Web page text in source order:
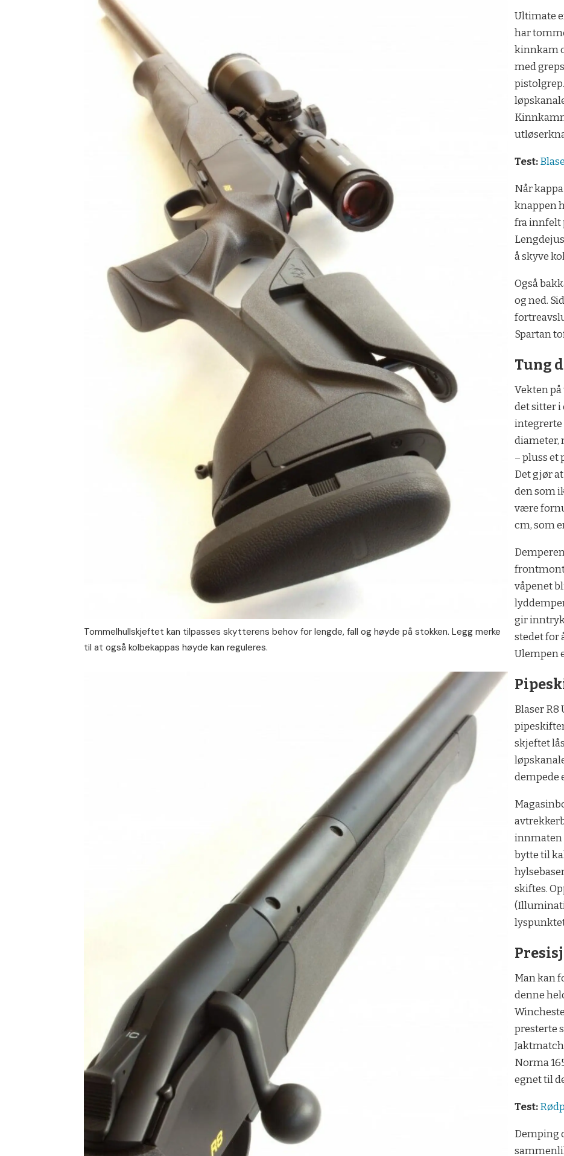
Tommelhullskjeftet kan tilpasses skytterens behov for lengde, fall og høyde på stokken. Legg merke
til at også kolbekappas høyde kan reguleres.
Ultimate
har
kinnkam
med
Test:
Når
knappen
fra innfelt
å skyve
Også
og ned.
Spartan
Tung
Vekten på
det sitter i
diameter,
– pluss et
Det gjør
den som
være
cm, som
våpenet
gir
stedet for
Ulempen
Blaser R8
skjeftet
dempede
innmaten
bytte til
skiftes.
Man kan
denne
presterte
Norma
egnet til
Test:
Demping